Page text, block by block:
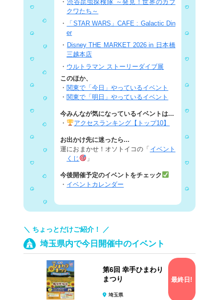
・ 渋谷昆虫探検隊 ～発見！世界のカブ
クワたち～
・
「STAR WARS」CAFE : Galactic Din
er
・ Disney THE MARKET 2026 in 日本橋
三越本店
・ ウルトラマン ストーリーダイブ展
このほか、
・ 関東で「今日」やっているイベント
・ 関東で「明日」やっているイベント
今みんなが気になっているイベントは...
・
アクセスランキング【トップ10】
お出かけ先に迷ったら...
運におまかせ！オソトイコの「 イベント
くじ
」
今後開催予定のイベントをチェック
・ イベントカレンダー
＼ ちょっとだけご紹介！ ／
埼玉県内で今日開催中のイベント
第6回 幸手ひまわり
まつり
埼玉県
最終日!